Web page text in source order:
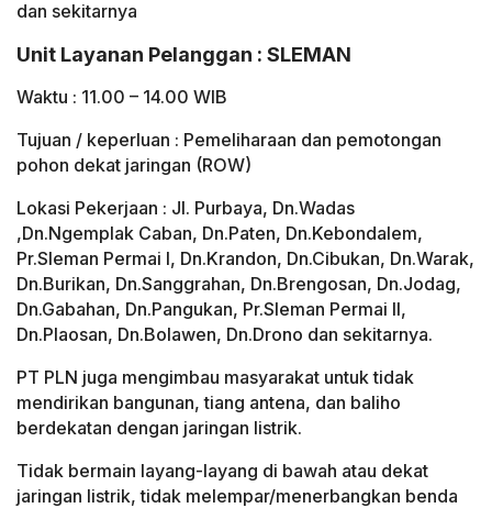
dan sekitarnya
Unit Layanan Pelanggan : SLEMAN
Waktu : 11.00 – 14.00 WIB
Tujuan / keperluan : Pemeliharaan dan pemotongan
pohon dekat jaringan (ROW)
Lokasi Pekerjaan : Jl. Purbaya, Dn.Wadas
,Dn.Ngemplak Caban, Dn.Paten, Dn.Kebondalem,
Pr.Sleman Permai I, Dn.Krandon, Dn.Cibukan, Dn.Warak,
Dn.Burikan, Dn.Sanggrahan, Dn.Brengosan, Dn.Jodag,
Dn.Gabahan, Dn.Pangukan, Pr.Sleman Permai II,
Dn.Plaosan, Dn.Bolawen, Dn.Drono dan sekitarnya.
PT PLN juga mengimbau masyarakat untuk tidak
mendirikan bangunan, tiang antena, dan baliho
berdekatan dengan jaringan listrik.
Tidak bermain layang-layang di bawah atau dekat
jaringan listrik, tidak melempar/menerbangkan benda